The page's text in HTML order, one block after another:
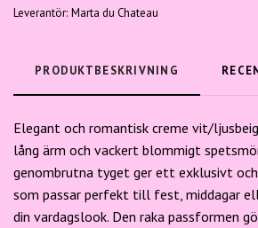
Leverantör: Marta du Chateau
PRODUKTBESKRIVNING
Elegant och romantisk creme vit/
lång ärm och vackert blommigt
genombrutna tyget ger ett exklusivt
som passar perfekt till fest, middagar
din vardagslook. Den raka passformen